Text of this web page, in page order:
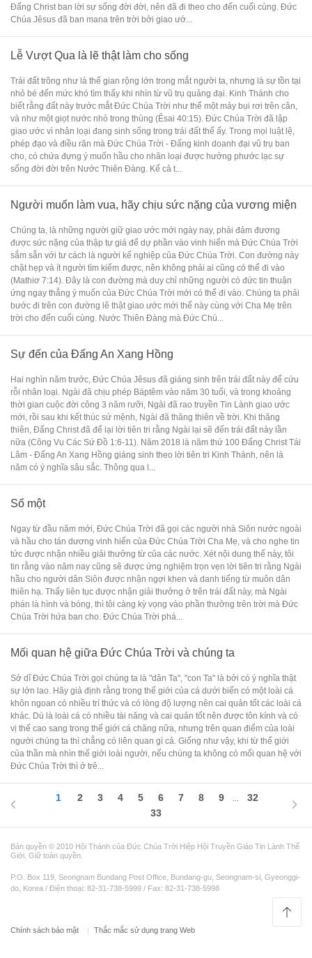
Đấng Christ ban lời sự sống đời đời, nên đã đi theo cho đến cuối cùng. Đức
Chúa Jêsus đã ban mana trên trời bởi giao ướ...
Lễ Vượt Qua là lẽ thật làm cho sống
Trái đất trông như là thế gian rộng lớn trong mắt người ta, nhưng là sự tồn tại
nhỏ bé đến mức khó tìm thấy khi nhìn từ vũ trụ quảng đại. Kinh Thánh cho
biết rằng đất này trước mắt Đức Chúa Trời như thể một mảy bụi rơi trên cân,
và như một giọt nước nhỏ trong thùng (Êsai 40:15). Đức Chúa Trời đã lập
giao ước vì nhân loại đang sinh sống trong trái đất thể ấy. Trong mọi luật lệ,
phép đạo và điều răn mà Đức Chúa Trời - Đấng kinh doanh đại vũ trụ ban
cho, có chứa đựng ý muốn hầu cho nhân loại được hưởng phước lạc sự
sống đời đời trên Nước Thiên Đàng. Kể cả t...
Người muốn làm vua, hãy chịu sức nặng của vương miện
Chúng ta, là những người giữ giao ước mới ngày nay, phải đảm đương
được sức nặng của thập tự giá để dự phần vào vinh hiển mà Đức Chúa Trời
sắm sẵn với tư cách là người kế nghiệp của Đức Chúa Trời. Con đường này
chật hẹp và ít người tìm kiếm được, nên không phải ai cũng có thể đi vào
(Mathiơ 7:14). Đây là con đường mà duy chỉ những người có đức tin thuận
ứng ngay thẳng ý muốn của Đức Chúa Trời mới có thể đi vào. Chúng ta phải
bước đi trên con đường lẽ thật giao ước mới thể này cùng với Cha Mẹ trên
trời cho đến cuối cùng. Nước Thiên Đàng mà Đức Chú...
Sự đến của Đấng An Xang Hồng
Hai nghìn năm trước, Đức Chúa Jêsus đã giáng sinh trên trái đất này để cứu
rỗi nhân loại. Ngài đã chịu phép Báptêm vào năm 30 tuổi, và trong khoảng
thời gian cuộc đời công 3 năm rưỡi, Ngài đã rao truyền Tin Lành giao ước
mới, rồi sau khi kết thúc sứ mệnh, Ngài đã thăng thiên về trời. Khi thăng
thiên, Đấng Christ đã để lại lời tiên tri rằng Ngài lại sẽ đến trái đất này lần
nữa (Công Vụ Các Sứ Đồ 1:6-11). Năm 2018 là năm thứ 100 Đấng Christ Tái
Lâm - Đấng An Xang Hồng giáng sinh theo lời tiên tri Kinh Thánh, nên là
năm có ý nghĩa sâu sắc. Thông qua l...
Số một
Ngay từ đầu năm mới, Đức Chúa Trời đã gọi các người nhà Siôn nước ngoài
và hầu cho tán dương vinh hiển của Đức Chúa Trời Cha Mẹ, và cho nghe tin
tức được nhận nhiều giải thưởng từ của các nước. Xét nội dung thể này, tôi
tin rằng vào năm nay cũng sẽ được ứng nghiệm trọn vẹn lời tiên tri rằng Ngài
hầu cho người dân Siôn được nhận ngợi khen và danh tiếng từ muôn dân
thiên hạ. Thấy liên tục được nhận giải thưởng ở trên trái đất này, mà Ngài
phán là hình và bóng, thì tôi càng kỳ vọng vào phần thưởng trên trời mà Đức
Chúa Trời hứa ban cho. Đức Chúa Trời phá...
Mối quan hệ giữa Đức Chúa Trời và chúng ta
Sở dĩ Đức Chúa Trời gọi chúng ta là "dân Ta", "con Ta" là bởi có ý nghĩa thật
sự lớn lao. Hãy giả định rằng trong thế giới của cá dưới biển có một loài cá
khôn ngoan có nhiều trí thức và có lòng độ lượng nên cai quản tốt các loài cá
khác. Dù là loài cá có nhiều tài năng và cai quản tốt nên được tôn kính và có
vị thế cao sang trong thế giới cá chăng nữa, nhưng trên quan điểm của loài
người chúng ta thì chẳng có liên quan gì cả. Giống như vậy, khi từ thế giới
của thần mà nhìn thế giới loài người, nếu chúng ta không có mối quan hệ với
Đức Chúa Trời thì ở trê...
1 2 3 4 5 6 7 8 9
32
33
Bản quyền © 2010 Hội Thánh của Đức Chúa Trời Hiệp Hội Truyền Giáo Tin Lành Thế
Giới. Giữ toàn quyền.
P.O. Box 119, Seongnam Bundang Post Office, Bundang-gu, Seongnam-si, Gyeonggi-
do, Korea / Điện thoại: 82-31-738-5999 / Fax: 82-31-738-5998
Chính sách bảo mật Thắc mắc sử dụng trang Web